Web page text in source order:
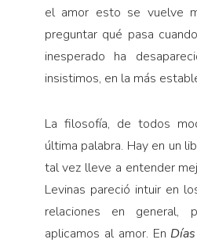
el amor esto se vuelve
preguntar qué pasa
inesperado ha
insistimos, en la más
La filosofía, de todos
última palabra. Hay en un
tal vez lleve a entender
Levinas pareció intuir en
relaciones en general,
aplicamos al amor. En